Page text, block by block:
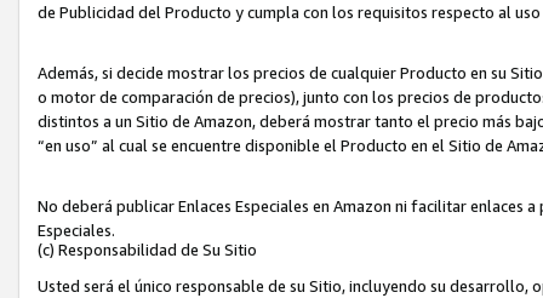
de Publicidad del Producto y cumpla con los requisitos respecto al uso
Además, si decide mostrar los precios de cualquier Producto en su
o motor de comparación de precios), junto con los precios de
distintos a un Sitio de Amazon, deberá mostrar tanto el precio más
“en uso” al cual se encuentre disponible el Producto en el Sitio de
No deberá publicar Enlaces Especiales en Amazon ni facilitar enlaces
Especiales.
(c) Responsabilidad de Su Sitio
Usted será el único responsable de su Sitio, incluyendo su